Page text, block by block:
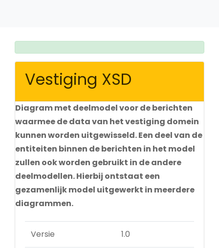
Vestiging XSD
Diagram met deelmodel voor de berichten
waarmee de data van het vestiging domein
kunnen worden uitgewisseld. Een deel van de
entiteiten binnen de berichten in het model
zullen ook worden gebruikt in de andere
deelmodellen. Hierbij ontstaat een
gezamenlijk model uitgewerkt in meerdere
diagrammen.
Versie 1.0